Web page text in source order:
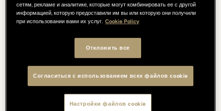
сетям, рекламе и аналитике, которые могут комбинировать ее с другой
информацией, которую предоставили им вы или которую они получили
при использовании вами их услуг. Cookie Policy
Отклонить все
Согласиться с использованием всех файлов cookie
Настройки файлов cookie